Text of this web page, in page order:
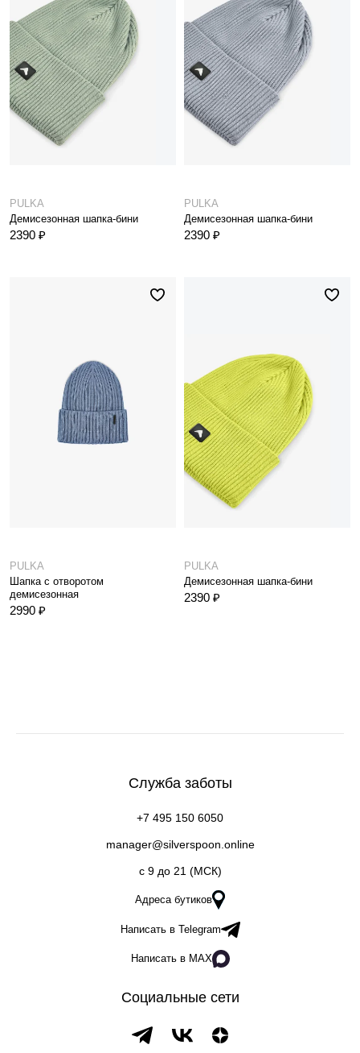
PULKA
Демисезонная шапка-бини
2390 ₽
PULKA
Демисезонная шапка-бини
2390 ₽
PULKA
Шапка с отворотом
демисезонная
2990 ₽
PULKA
Демисезонная шапка-бини
2390 ₽
Служба заботы
+7 495 150 6050
manager@silverspoon.online
c 9 до 21 (МСК)
Адреса бутиков
Написать в Telegram
Написать в MAX
Социальные сети